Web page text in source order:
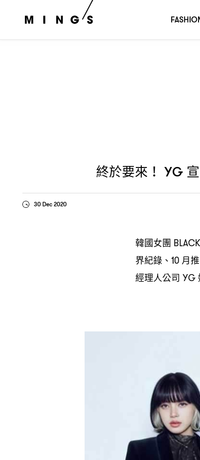
終於要來 ！ YG
30 Dec 2020
韓國女團
界紀錄、 10 月
經理人公司 YG
終於要來！ YG LISA